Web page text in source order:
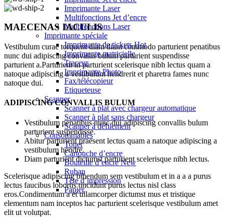
Imprimante Laser
Multifonctions Jet d’encre
Multifonctions Laser
Imprimante spéciale
Imprimante de ticketsHot
Imprimante matricielle
Traceur
Imprimante Photo
Fax/télécopieur
Etiqueteuse
Scanner
Scanner à plat avec chargeur automatique
Scanner à plat sans chargeur
Scanner à défilement
Consommables
Toner
Cartouche d’encre
Bouteille d’encreNew
Ruban
Tête d’impression
Papier
MAECENAS IACULIS
Vestibulum curae torquent diam diam commodo parturient penatibus
nunc dui adipiscing convallis bulum parturient suspendisse
parturient a.Parturient in parturient scelerisque nibh lectus quam a
natoque adipiscing a vestibulum hendrerit et pharetra fames nunc
natoque dui.
ADIPISCING CONVALLIS BULUM
Vestibulum penatibus nunc dui adipiscing convallis bulum
parturient suspendisse.
Abitur parturient praesent lectus quam a natoque adipiscing a
vestibulum hendre.
Diam parturient dictumst parturient scelerisque nibh lectus.
Scelerisque adipiscing bibendum sem vestibulum et in a a a purus
lectus faucibus lobortis tincidunt purus lectus nisl class
eros.Condimentum a et ullamcorper dictumst mus et tristique
elementum nam inceptos hac parturient scelerisque vestibulum amet
elit ut volutpat.